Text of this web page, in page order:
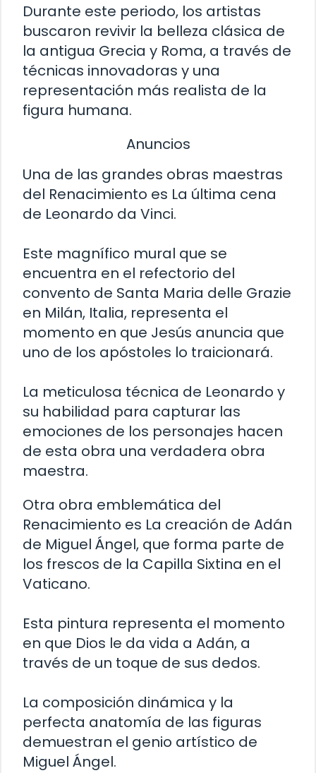
Durante este periodo, los artistas
buscaron revivir la belleza clásica de
la antigua Grecia y Roma, a través de
técnicas innovadoras y una
representación más realista de la
figura humana.
Anuncios
Una de las grandes obras maestras
del Renacimiento es La última cena
de Leonardo da Vinci.
Este magnífico mural que se
encuentra en el refectorio del
convento de Santa Maria delle Grazie
en Milán, Italia, representa el
momento en que Jesús anuncia que
uno de los apóstoles lo traicionará.
La meticulosa técnica de Leonardo y
su habilidad para capturar las
emociones de los personajes hacen
de esta obra una verdadera obra
maestra.
Otra obra emblemática del
Renacimiento es La creación de Adán
de Miguel Ángel, que forma parte de
los frescos de la Capilla Sixtina en el
Vaticano.
Esta pintura representa el momento
en que Dios le da vida a Adán, a
través de un toque de sus dedos.
La composición dinámica y la
perfecta anatomía de las figuras
demuestran el genio artístico de
Miguel Ángel.